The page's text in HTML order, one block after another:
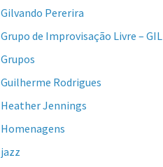
Gilvando Pererira
Grupo de Improvisação Livre – GIL
Grupos
Guilherme Rodrigues
Heather Jennings
Homenagens
jazz